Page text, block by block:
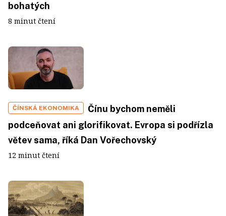
bohatých
8 minut čtení
ČÍNSKÁ EKONOMIKA
Čínu bychom neměli
podceňovat ani glorifikovat. Evropa si podřízla
větev sama, říká Dan Vořechovský
12 minut čtení